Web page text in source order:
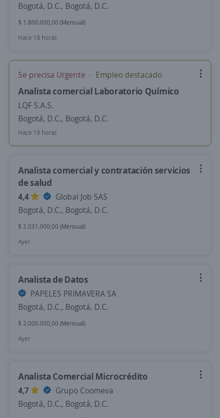
Bogotá, D.C., Bogotá, D.C.
$ 1.800.000,00 (Mensual)
Hace 18 horas
Se precisa Urgente Empleo destacado
Analista comercial Laboratorio Químico
LQF S.A.S.
Bogotá, D.C., Bogotá, D.C.
Hace 18 horas
Analista comercial y contratación servicios
de salud
4,4
Global Job SAS
Bogotá, D.C., Bogotá, D.C.
$ 2.031.000,00 (Mensual)
Ayer
Analista de Datos
PAPELES PRIMAVERA SA
Bogotá, D.C., Bogotá, D.C.
$ 2.000.000,00 (Mensual)
Ayer
Analista Comercial Microcrédito
4,7
Grupo Coomeva
Bogotá, D.C., Bogotá, D.C.